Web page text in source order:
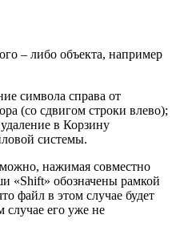
– либо объекта, например
символа справа от
(со сдвигом строки влево);
в Корзину
системы.
нажимая совместно
«Shift» обозначены рамкой
файл в этом случае будет
случае его уже не